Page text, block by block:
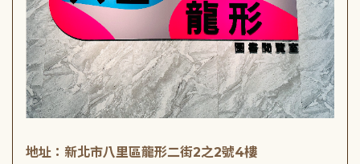
地址：新北市八里區龍形二街2之2號4樓